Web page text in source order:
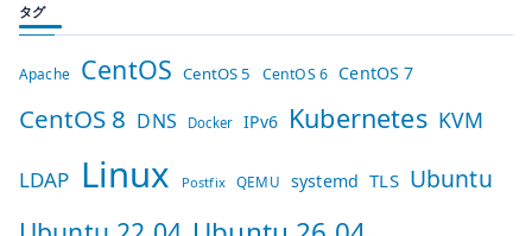
タグ
Apache CentOS CentOS 5 CentOS 6 CentOS 7
CentOS 8 DNS Docker IPv6 Kubernetes KVM
LDAP Linux Postfix QEMU systemd TLS Ubuntu